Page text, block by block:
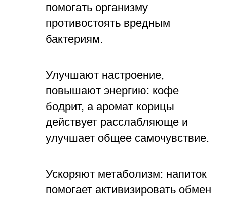
помогать организму
противостоять вредным
бактериям.
Улучшают настроение,
повышают энергию: кофе
бодрит, а аромат корицы
действует расслабляюще и
улучшает общее самочувствие.
Ускоряют метаболизм: напиток
помогает активизировать обмен